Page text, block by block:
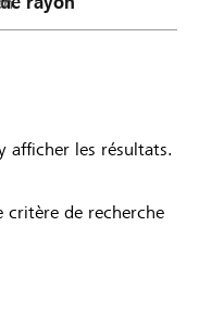
afficher les résultats.
de recherche